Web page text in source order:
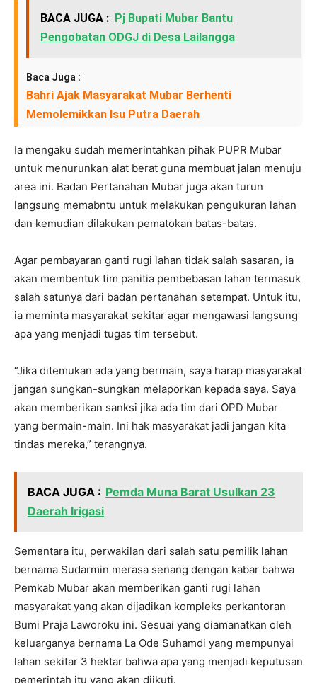
BACA JUGA : Pj Bupati Mubar Bantu
Pengobatan ODGJ di Desa Lailangga
Baca Juga :
Bahri Ajak Masyarakat Mubar Berhenti
Memolemikkan Isu Putra Daerah
Ia mengaku sudah memerintahkan pihak PUPR Mubar
untuk menurunkan alat berat guna membuat jalan menuju
area ini. Badan Pertanahan Mubar juga akan turun
langsung memabntu untuk melakukan pengukuran lahan
dan kemudian dilakukan pematokan batas-batas.
Agar pembayaran ganti rugi lahan tidak salah sasaran, ia
akan membentuk tim panitia pembebasan lahan termasuk
salah satunya dari badan pertanahan setempat. Untuk itu,
ia meminta masyarakat sekitar agar mengawasi langsung
apa yang menjadi tugas tim tersebut.
“Jika ditemukan ada yang bermain, saya harap masyarakat
jangan sungkan-sungkan melaporkan kepada saya. Saya
akan memberikan sanksi jika ada tim dari OPD Mubar
yang bermain-main. Ini hak masyarakat jadi jangan kita
tindas mereka,” terangnya.
BACA JUGA : Pemda Muna Barat Usulkan 23
Daerah Irigasi
Sementara itu, perwakilan dari salah satu pemilik lahan
bernama Sudarmin merasa senang dengan kabar bahwa
Pemkab Mubar akan memberikan ganti rugi lahan
masyarakat yang akan dijadikan kompleks perkantoran
Bumi Praja Laworoku ini. Sesuai yang diamanatkan oleh
keluarganya bernama La Ode Suhamdi yang mempunyai
lahan sekitar 3 hektar bahwa apa yang menjadi keputusan
pemerintah itu yang akan diikuti.